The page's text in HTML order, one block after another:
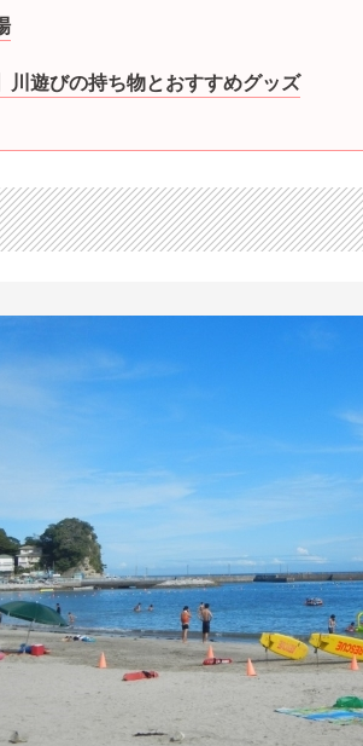
川遊びの持ち物とおすすめグッズ